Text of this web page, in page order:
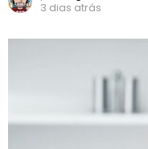
3 dias atrás